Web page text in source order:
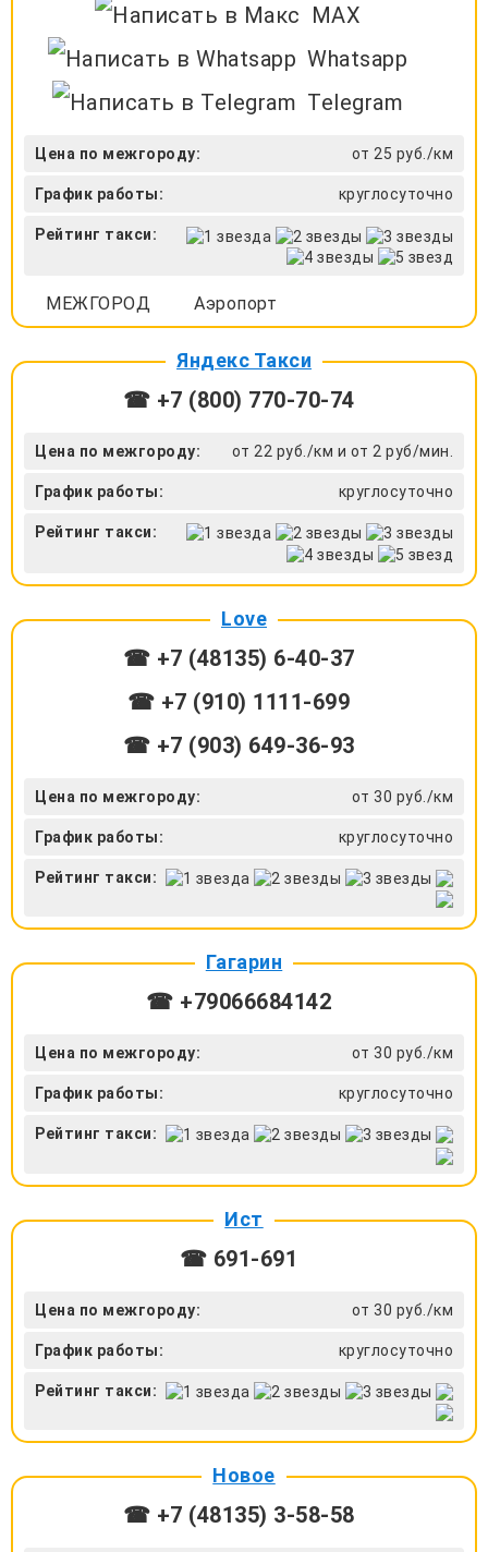
MAX
Whatsapp
Telegram
Цена по межгороду: от 25 руб./км
График работы: круглосуточно
Рейтинг такси:
МЕЖГОРОД Аэропорт
Яндекс Такси
☎ +7 (800) 770-70-74
Цена по межгороду: от 22 руб./км и от 2 руб/мин.
График работы: круглосуточно
Рейтинг такси:
Love
☎ +7 (48135) 6-40-37
☎ +7 (910) 1111-699
☎ +7 (903) 649-36-93
Цена по межгороду: от 30 руб./км
График работы: круглосуточно
Рейтинг такси:
Гагарин
☎ +79066684142
Цена по межгороду: от 30 руб./км
График работы: круглосуточно
Рейтинг такси:
Ист
☎ 691-691
Цена по межгороду: от 30 руб./км
График работы: круглосуточно
Рейтинг такси:
Новое
☎ +7 (48135) 3-58-58